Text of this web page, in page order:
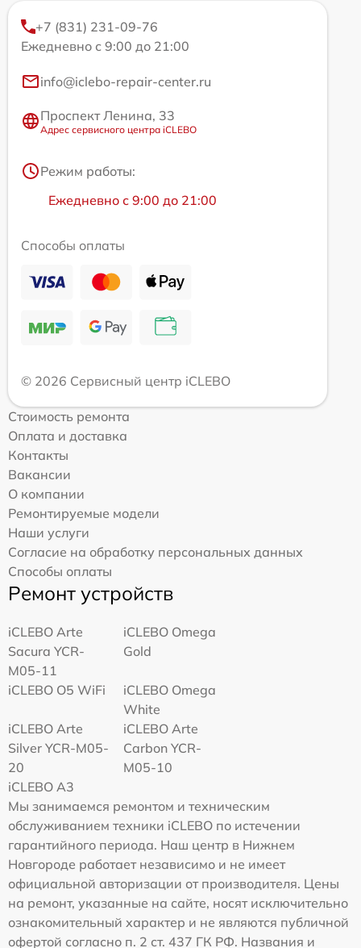
+7 (831) 231-09-76
Ежедневно с 9:00 до 21:00
info@iclebo-repair-center.ru
Проспект Ленина, 33
Адрес сервисного центра iCLEBO
Режим работы:
Ежедневно с 9:00 до 21:00
Способы оплаты
© 2026 Сервисный центр iCLEBO
Стоимость ремонта
Оплата и доставка
Контакты
Вакансии
О компании
Ремонтируемые модели
Наши услуги
Согласие на обработку персональных данных
Способы оплаты
Ремонт устройств
iCLEBO Arte
Sacura YCR-
M05-11
iCLEBO Omega
Gold
iCLEBO O5 WiFi
iCLEBO Omega
White
iCLEBO Arte
Silver YCR-M05-
20
iCLEBO Arte
Carbon YCR-
M05-10
iCLEBO A3
Мы занимаемся ремонтом и техническим
обслуживанием техники iCLEBO по истечении
гарантийного периода. Наш центр в Нижнем
Новгороде работает независимо и не имеет
официальной авторизации от производителя. Цены
на ремонт, указанные на сайте, носят исключительно
ознакомительный характер и не являются публичной
офертой согласно п. 2 ст. 437 ГК РФ. Названия и